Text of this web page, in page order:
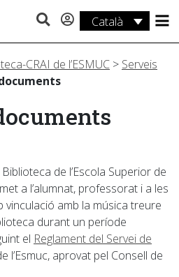
Català
CRAI de l’ESMUC > Serveis
de l’Escola Superior de
a l’alumnat, professorat i a les
amb la música treure
durant un període
el Reglament del Servei de
l’Esmuc, aprovat pel Consell de